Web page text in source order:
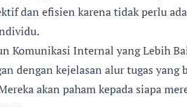
dan efisien karena tidak perlu
Komunikasi Internal yang Lebih
dengan kejelasan alur tugas
akan paham kepada siapa